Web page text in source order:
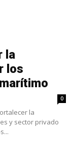
la
los
0
la
y sector privado